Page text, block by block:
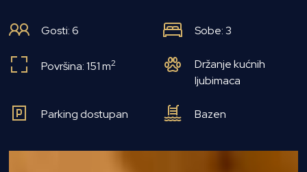
Gosti: 6 Sobe: 3
Površina: 151 m2
Držanje kućnih
ljubimaca
Parking dostupan Bazen